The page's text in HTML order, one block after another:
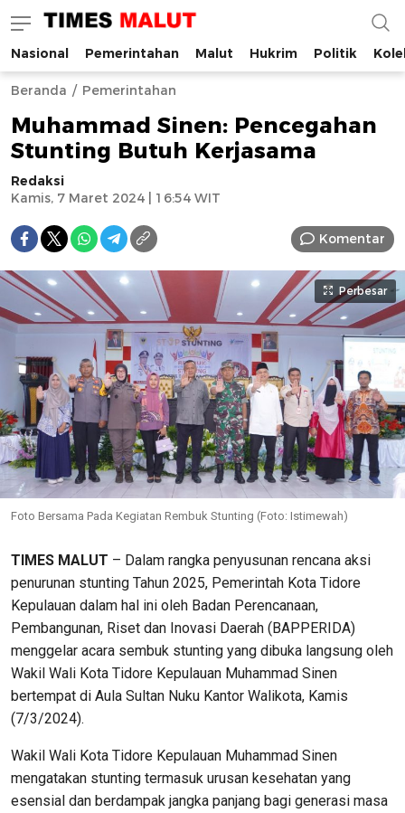
Times Malut
Berita Maluku Utara Terbaru
Nasional Pemerintahan Malut Hukrim Politik
Beranda Pemerintahan
Muhammad Sinen: Pencegahan
Stunting Butuh Kerjasama
Redaksi
Kamis, 7 Maret 2024 | 16:54 WIT
Komentar
Perbesar
Foto Bersama Pada Kegiatan Rembuk Stunting (Foto: Istimewah)
TIMES MALUT – Dalam rangka penyusunan rencana aksi
penurunan stunting Tahun 2025, Pemerintah Kota Tidore
Kepulauan dalam hal ini oleh Badan Perencanaan,
Pembangunan, Riset dan Inovasi Daerah (BAPPERIDA)
menggelar acara sembuk stunting yang dibuka langsung oleh
Wakil Wali Kota Tidore Kepulauan Muhammad Sinen
bertempat di Aula Sultan Nuku Kantor Walikota, Kamis
(7/3/2024).
Wakil Wali Kota Tidore Kepulauan Muhammad Sinen
mengatakan stunting termasuk urusan kesehatan yang
esensial dan berdampak jangka panjang bagi generasi masa